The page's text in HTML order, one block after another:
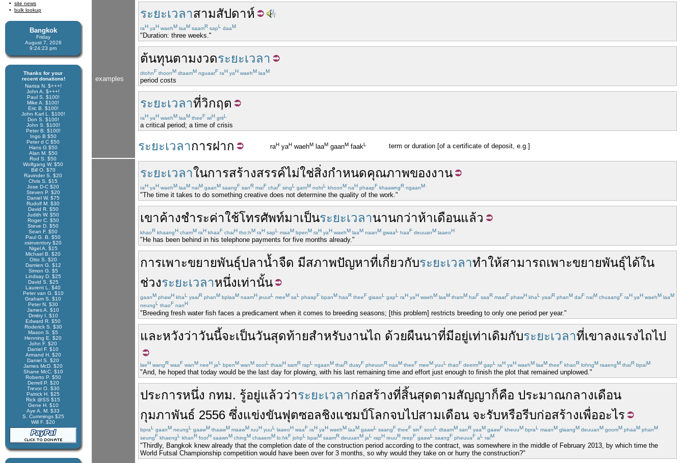
site news
bulk lookup
Bangkok
Friday
August 7, 2026
9:24:24 pm
Thanks for your
recent donations!
Narisa N. $+++!
John A. $+++!
Paul S. $100!
Mike A. $100!
Eric B. $100!
John Karl L. $100!
Don S. $100!
John S. $100!
Peter B. $100!
Ingo B $50
Peter d C $50
Hans G $50
Alan M. $50
Rod S. $50
Wolfgang W. $50
Bill O. $70
Ravinder S. $20
Chris S. $15
Jose D-C $20
Steven P. $20
Daniel W. $75
Rudolf M. $30
David R. $50
Judith W. $50
Roger C. $50
Steve D. $50
Sean F. $50
Paul G. B. $50
xsinventory $20
Nigel A. $15
Michael B. $20
Otto S. $20
Damien G. $12
Simon G. $5
Lindsay D. $25
David S. $25
Laurent L. $40
Peter van G. $10
Graham S. $10
Peter N. $30
James A. $10
Dmitry I. $10
Edward R. $50
Roderick S. $30
Mason S. $5
Henning E. $20
John F. $20
Daniel F. $10
Armand H. $20
Daniel S. $20
James McD. $20
Shane McC. $10
Roberto P. $50
Derrell P. $20
Trevor O. $30
Patrick H. $25
Rick @SS $15
Gene H. $10
Aye A. M. $33
S. Cummings $25
Will F. $20
examples
ระยะเวลาสามสัปดาห์
raH yaH waehM laaM saamR sapL daaM
"Duration: three weeks."
ต้นทุนตามงวดระยะเวลา
dtohnF thoonM dtaamM nguaatF raH yaH waehM laaM
period costs
ระยะเวลาที่วิกฤต
raH yaH waehM laaM theeF wiH gritL
a critical period; a time of crisis
ระยะเวลาการฝาก raH yaH waehM laaM gaanM faakL term or duration [of a certificate of deposit, e.g.]
ระยะเวลาในการสร้างสรรค์ไม่ใช่สิ่งกำหนดคุณภาพของงาน
raH yaH waehM laaM naiM gaanM saangF sanR maiF chaiF singL gamM nohtL khoonM naH phaapF khaawngR ngaanM
"The time it takes to do something creative does not determine the quality of the work."
เขาค้างชำระค่าใช้โทรศัพท์มาเป็นระยะเวลานานกว่าห้าเดือนแล้ว
khaoR khaangH chamM raH khaaF chaiH tho:hM raH sapL maaM bpenM raH yaH waehM laaM naanM gwaaL haaF deuuanM laaeoH
"He has been behind in his telephone payments for five months already."
การเพาะขยายพันธุ์ปลาน้ำจืด มีสภาพปัญหาที่เกี่ยวกับระยะเวลาทำให้สามารถเพาะขยายพันธุ์ได้ใน
ช่วงระยะเวลาหนึ่งเท่านั้น
gaanM phawH khaL yaaiR phanM bplaaM naamH jeuutL meeM saL phaapF bpanM haaR theeF giaaoL gapL raH yaH waehM laaM thamM haiF saaR maatF phawH khaL yaaiR phanM daiF naiM chuaangF raH yaH waehM laaM
neungL thaoF nanH
"Breeding fresh water fish faces a predicament when it comes to breeding seasons; [this problem] restricts breeding to only one period per year."
และหวังว่าวันนี้จะเป็นวันสุดท้ายสำหรับงานไถ ด้วยผืนนาที่มีอยู่เท่าเดิมกับระยะเวลาที่เขาลงแรงไถไป
laeH wangR waaF wanM neeH jaL bpenM wanM sootL thaaiH samR rapL ngaanM thaiR duayF pheuunR naaM theeF meeM yuuL thaoF deermM gapL raH yaH waehM laaM theeF khaoR lohngM raaengM thaiR bpaiM
"And, he hoped that today would be the last day for plowing, with his last remaining time and effort just enough to finish the plot that remained unplowed."
ประการหนึ่ง กทม. รู้อยู่แล้วว่าระยะเวลาก่อสร้างที่สิ้นสุดตามสัญญาก็คือ ประมาณกลางเดือน
กุมภาพันธ์ 2556 ซึ่งแข่งขันฟุตซอลชิงแชมป์โลกจบไปสามเดือน จะรับหรือรีบก่อสร้างเพื่ออะไร
bpraL gaanM neungL gaawM thaawM maawM ruuH yuuL laaeoH waaF raH yaH waehM laaM gaawL saangF theeF sinF sootL dtaamM sanR yaaM gaawF kheuuM bpraL maanM glaangM deuuanM goomM phaaM phanM
seungF khaengL khanR footH saawnM chingM chaaemM lo:hkF johpL bpaiM saamR deuuanM jaL rapH reuuR reepF gaawL saangF pheuuaF aL raiM
"Thirdly, Bangkok knew already that the completion date of the construction period according to the contract, was somewhere in the middle of February 2013, by which time the
World Futsal Championship competition would have been over for 3 months, so why would they take on or hurry the construction?"